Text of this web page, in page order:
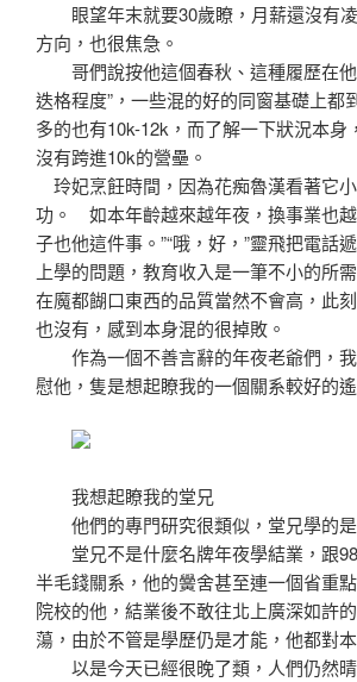
眼望年末就要30歲瞭，月薪還沒有
方向，也很焦急。
哥們說按他這個春秋、這種履歷在他
迭格程度”，一些混的好的同窗基礎上都
多的也有10k-12k，而了解一下狀況本身
沒有跨進10k的營壘。
玲妃烹飪時間，因為花痴魯漢看著它
功。 如本年齡越來越年夜，換事業也
子也他這件事。”“哦，好，”靈飛把電話
上學的問題，教育收入是一筆不小的所
在魔都餬口東西的品質當然不會高，此
也沒有，感到本身混的很掉敗。
作為一個不善言辭的年夜老爺們，
慰他，隻是想起瞭我的一個關系較好的
我想起瞭我的堂兄
他們的專門研究很類似，堂兄學的是
堂兄不是什麼名牌年夜學結業，跟
半毛錢關系，他的黌舍甚至連一個省重
院校的他，結業後不敢往北上廣深如許
蕩，由於不管是學歷仍是才能，他都對
以是今天已經很晚了類，人們仍然